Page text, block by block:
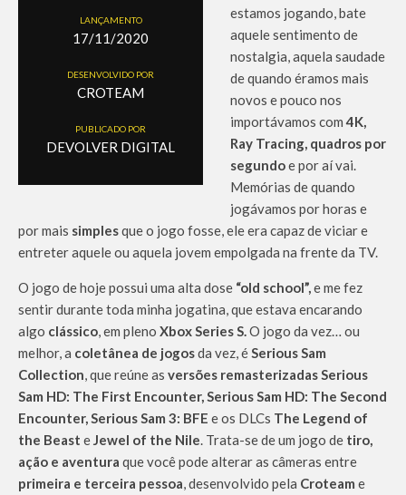
LANÇAMENTO
17/11/2020
DESENVOLVIDO POR
CROTEAM
PUBLICADO POR
DEVOLVER DIGITAL
estamos jogando, bate
aquele sentimento de
nostalgia, aquela saudade
de quando éramos mais
novos e pouco nos
importávamos com4K,
Ray Tracing, quadros por
segundoe por aí vai.
Memórias de quando
jogávamos por horas e
por mais simplesque o jogo fosse, ele era capaz de viciar e
entreter aquele ou aquela jovem empolgada na frente da TV.
O jogo de hoje possui uma alta dose “old school”, e me fez
sentir durante toda minha jogatina, que estava encarando
algo clássico , em pleno Xbox Series S. O jogo da vez… ou
melhor, a coletânea de jogosda vez, é Serious Sam
Collection , que reúne as versões remasterizadas Serious
Sam HD: The First Encounter, Serious Sam HD: The Second
Encounter, Serious Sam 3: BFE e os DLCs The Legend of
the Beast e Jewel of the Nile . Trata-se de um jogo de tiro,
ação e aventura que você pode alterar as câmeras entre
primeira e terceira pessoa , desenvolvido pela Croteam e